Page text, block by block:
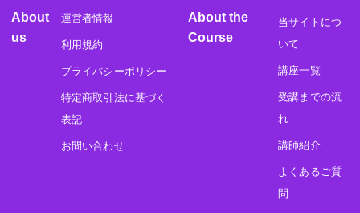
About
us
運営者情報
利用規約
プライバシーポリシー
特定商取引法に基づく
表記
お問い合わせ
About the
Course
当サイトにつ
いて
講座一覧
受講までの流
れ
講師紹介
よくあるご質
問